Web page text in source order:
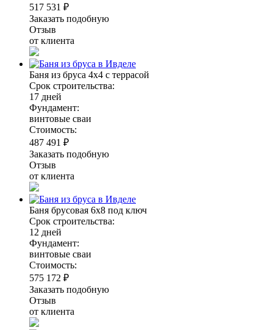
517 531 ₽
Заказать подобную
Отзыв
от клиента
Баня из бруса 4х4 с террасой
Срок строительства:
17 дней
Фундамент:
винтовые сваи
Стоимость:
487 491 ₽
Заказать подобную
Отзыв
от клиента
Баня брусовая 6х8 под ключ
Срок строительства:
12 дней
Фундамент:
винтовые сваи
Стоимость:
575 172 ₽
Заказать подобную
Отзыв
от клиента